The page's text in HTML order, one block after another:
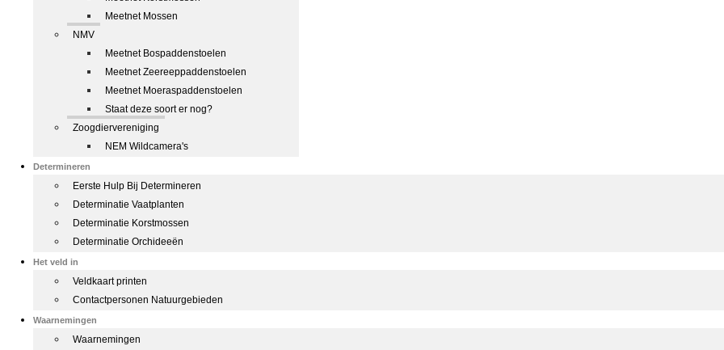
Meetnet Mossen
NMV
Meetnet Bospaddenstoelen
Meetnet Zeereeppaddenstoelen
Meetnet Moeraspaddenstoelen
Staat deze soort er nog?
Zoogdiervereniging
NEM Wildcamera's
Determineren
Eerste Hulp Bij Determineren
Determinatie Vaatplanten
Determinatie Korstmossen
Determinatie Orchideeën
Het veld in
Veldkaart printen
Contactpersonen Natuurgebieden
Waarnemingen
Waarnemingen